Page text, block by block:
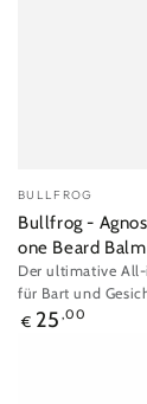
Verkäufer/in:
BULLFROG
Bullfrog -
one Beard
Der ultimative
für Bart und
Regulärer
€ 25 ,00